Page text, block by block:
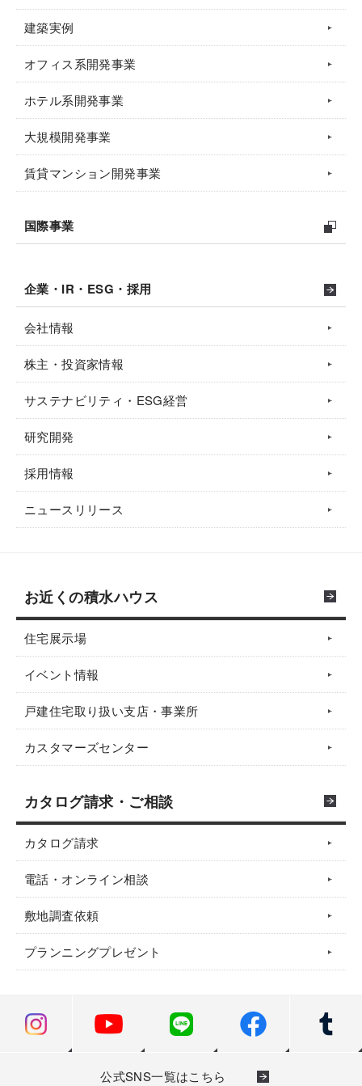
建築実例
オフィス系開発事業
ホテル系開発事業
大規模開発事業
賃貸マンション開発事業
国際事業
企業・IR・ESG・採用
会社情報
株主・投資家情報
サステナビリティ・ESG経営
研究開発
採用情報
ニュースリリース
お近くの積水ハウス
住宅展示場
イベント情報
戸建住宅取り扱い支店・事業所
カスタマーズセンター
カタログ請求・ご相談
カタログ請求
電話・オンライン相談
敷地調査依頼
プランニングプレゼント
公式SNS一覧はこちら